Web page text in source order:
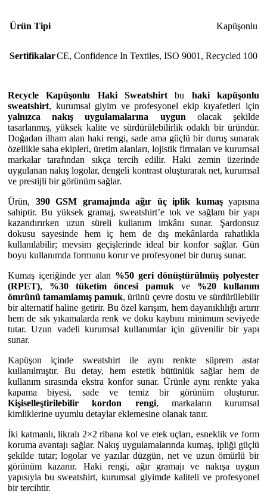
Ürün Tipi Kapüşonlu
SertifikalarCE, Confidence In Textiles, ISO 9001, Recycled 100
Recycle Kapüşonlu Haki Sweatshirtbu haki kapüşonlu
sweatshirt, kurumsal giyim ve profesyonel ekip kıyafetleri için
yalnızca nakış uygulamalarına uygunolacak şekilde
tasarlanmış, yüksek kalite ve sürdürülebilirlik odaklı bir üründür.
Doğadan ilham alan haki rengi, sade ama güçlü bir duruş sunarak
özellikle saha ekipleri, üretim alanları, lojistik firmaları ve kurumsal
markalar tarafından sıkça tercih edilir. Haki zemin üzerinde
uygulanan nakış logolar, dengeli kontrast oluşturarak net, kurumsal
ve prestijli bir görünüm sağlar.
Ürün, 390 GSM gramajında ağır üç iplik kumaşyapısına
sahiptir. Bu yüksek gramaj, sweatshirt’e tok ve sağlam bir yapı
kazandırırken uzun süreli kullanım imkânı sunar. Şardonsuz
dokusu sayesinde hem iç hem de dış mekânlarda rahatlıkla
kullanılabilir; mevsim geçişlerinde ideal bir konfor sağlar. Gün
boyu kullanımda formunu korur ve profesyonel bir duruş sunar.
Kumaş içeriğinde yer alan %50 geri dönüştürülmüş polyester
(RPET), %30 tüketim öncesi pamuk ve %20 kullanım
ömrünü tamamlamış pamuk, ürünü çevre dostu ve sürdürülebilir
bir alternatif haline getirir. Bu özel karışım, hem dayanıklılığı artırır
hem de sık yıkamalarda renk ve doku kaybını minimum seviyede
tutar. Uzun vadeli kurumsal kullanımlar için güvenilir bir yapı
sunar.
Kapüşon içinde sweatshirt ile aynı renkte süprem astar
kullanılmıştır. Bu detay, hem estetik bütünlük sağlar hem de
kullanım sırasında ekstra konfor sunar. Ürünle aynı renkte yaka
kapama biyesi, sade ve temiz bir görünüm oluşturur.
Kişiselleştirilebilir kordon rengi, markaların kurumsal
kimliklerine uyumlu detaylar eklemesine olanak tanır.
İki katmanlı, likralı 2×2 ribana kol ve etek uçları, esneklik ve form
koruma avantajı sağlar. Nakış uygulamalarında kumaş, ipliği güçlü
şekilde tutar; logolar ve yazılar düzgün, net ve uzun ömürlü bir
görünüm kazanır. Haki rengi, ağır gramajı ve nakışa uygun
yapısıyla bu sweatshirt, kurumsal giyimde kaliteli ve profesyonel
bir tercihtir.